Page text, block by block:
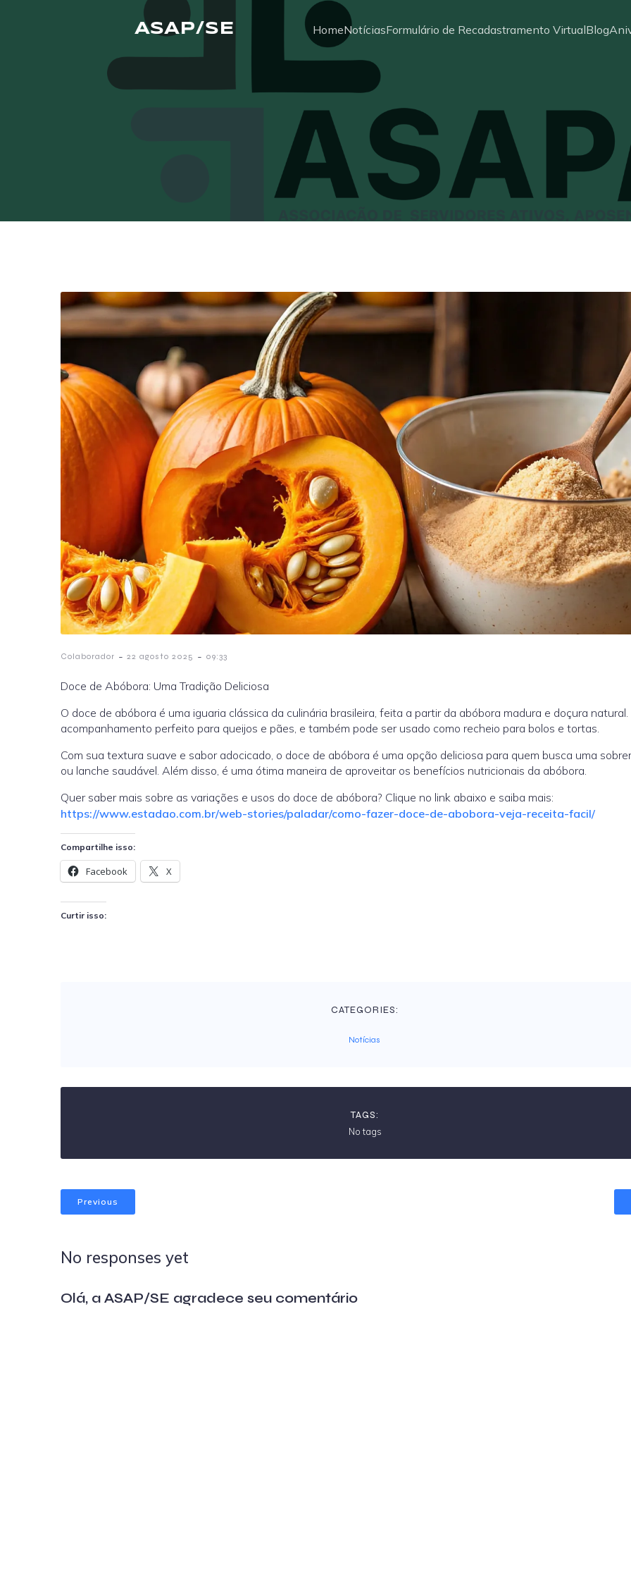
ASAP/SE HomeNotíciasFormulário de Recadastramento VirtualBlog
Colaborador - 22 agosto 2025 - 09:33
Doce de Abóbora: Uma Tradição Deliciosa
O doce de abóbora é uma iguaria clássica da culinária brasileira, feita a partir da abóbora madura e doçura natural.
acompanhamento perfeito para queijos e pães, e também pode ser usado como recheio para bolos e tortas.
Com sua textura suave e sabor adocicado, o doce de abóbora é uma opção deliciosa para quem busca uma
ou lanche saudável. Além disso, é uma ótima maneira de aproveitar os benefícios nutricionais da abóbora.
Quer saber mais sobre as variações e usos do doce de abóbora? Clique no link abaixo e saiba mais:
https://www.estadao.com.br/web-stories/paladar/como-fazer-doce-de-abobora-veja-receita-facil/
Compartilhe isso:
Facebook X
Curtir isso:
CATEGORIES:
Notícias
TAGS:
No tags
Previous
No responses yet
Olá, a ASAP/SE agradece seu comentário